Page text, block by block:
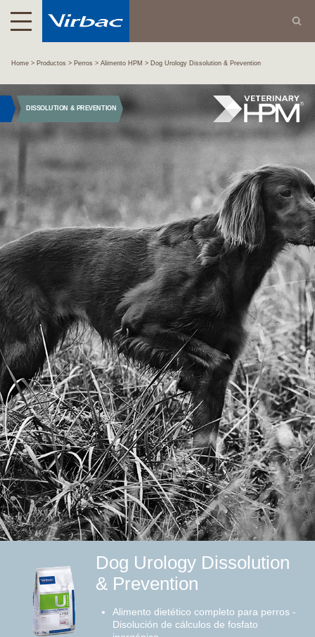
Home Productos Perros Alimento HPM Dog Urology Dissolution & Prevention
DISSOLUTION & PREVENTION
Dog Urology Dissolution
& Prevention
Alimento dietético completo para perros -
Disolución de cálculos de fosfato